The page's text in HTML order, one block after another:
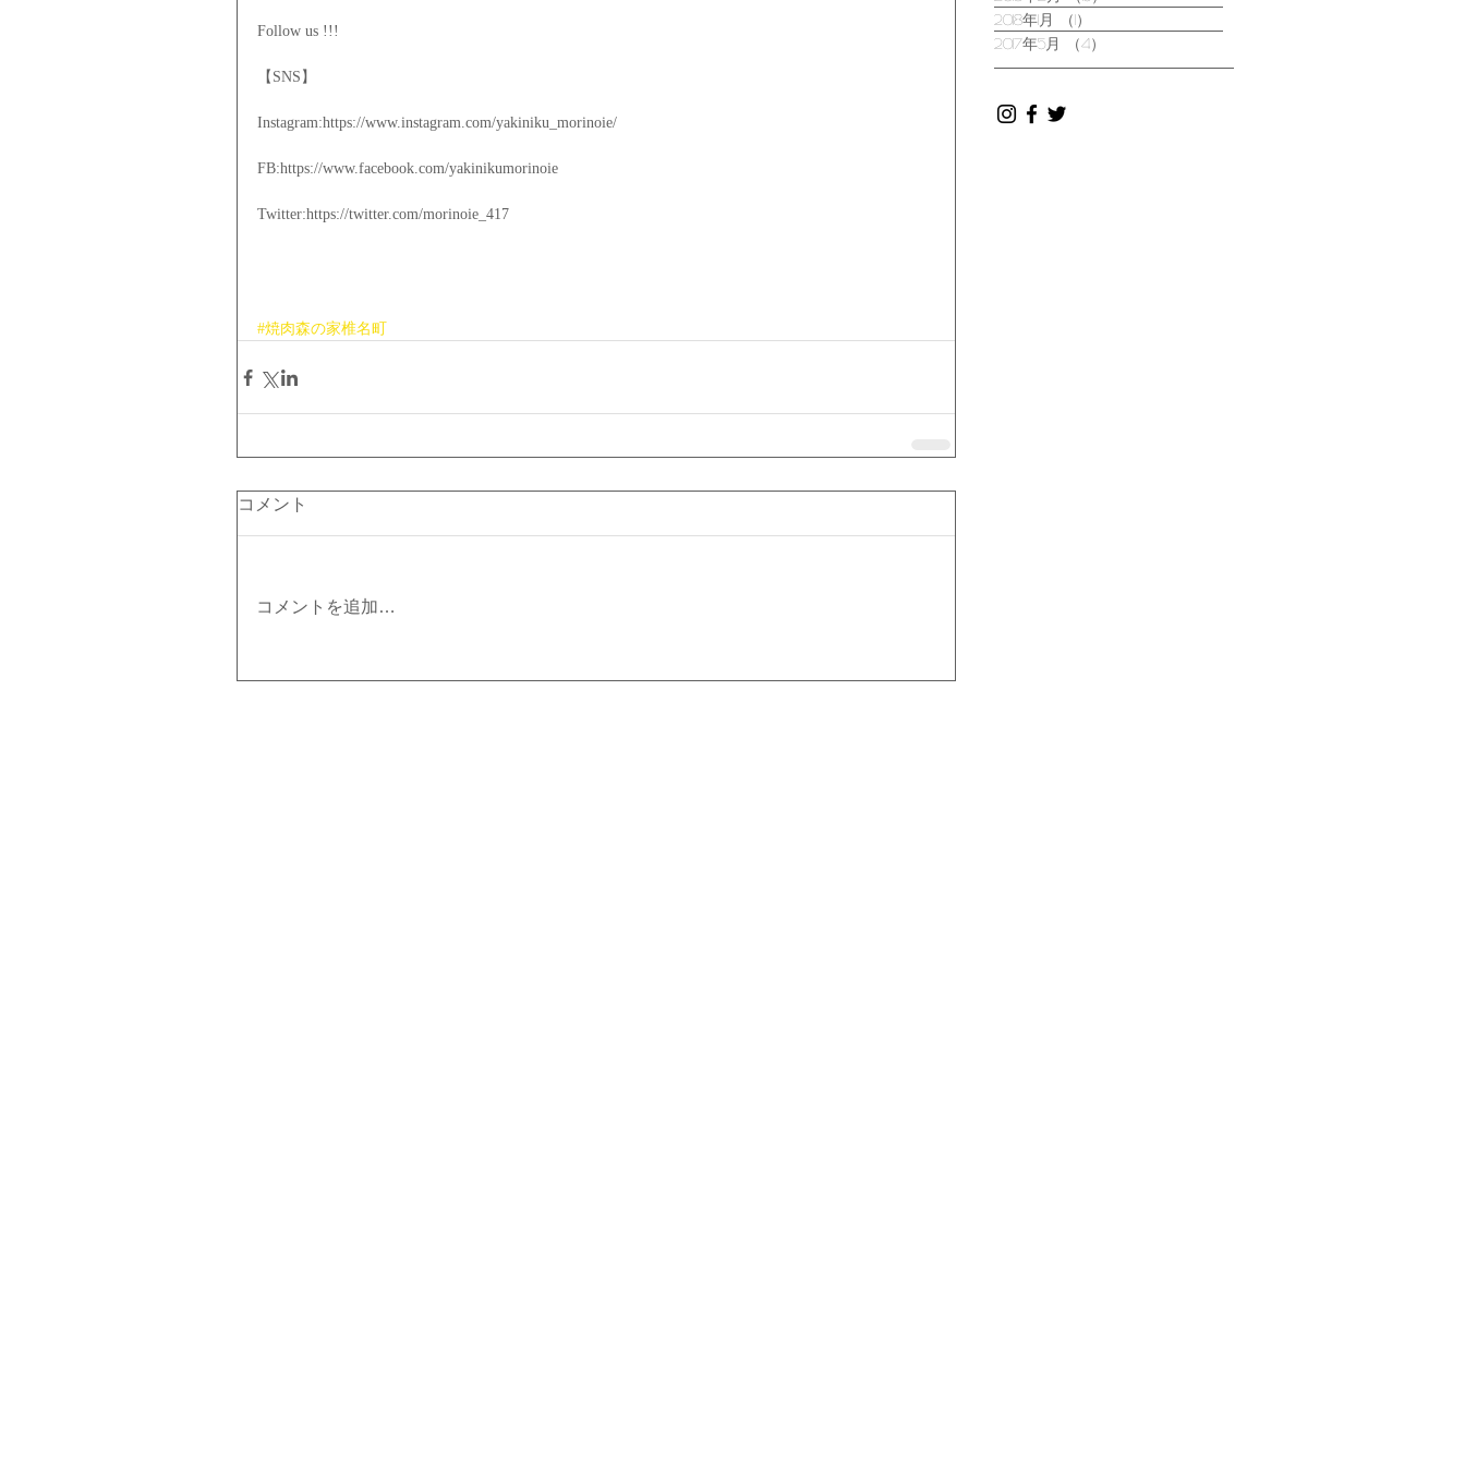
Follow us !!!
【SNS】
Instagram:https://www.instagram.com/yakiniku_morinoie/
FB:https://www.facebook.com/yakinikumorinoie
Twitter:https://twitter.com/morinoie_417
#焼肉森の家椎名町
コメント
コメントを追加…
2018年1月
（1）
2017年5月
（4）